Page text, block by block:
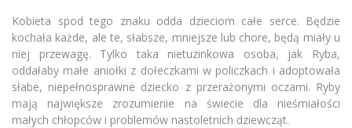
Kobieta spod tego znaku odda dzieciom całe serce. Będzie
kochała każde, ale te, słabsze, mniejsze lub chore, będą miały u
niej przewagę. Tylko taka nietuzinkowa osoba, jak Ryba,
oddałaby małe aniołki z dołeczkami w policzkach i adoptowała
słabe, niepełnosprawne dziecko z przerażonymi oczami. Ryby
mają największe zrozumienie na świecie dla nieśmiałości
małych chłopców i problemów nastoletnich dziewcząt.